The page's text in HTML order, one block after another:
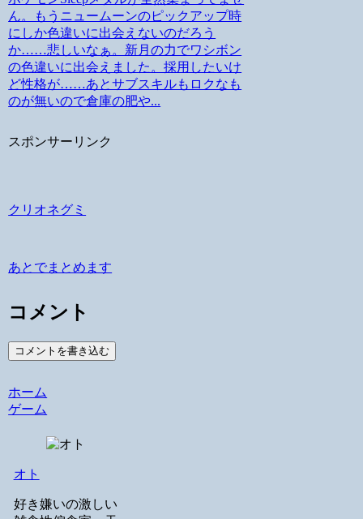
ん。もうニュームーンのピックアップ時
にしか色違いに出会えないのだろう
か……悲しいなぁ。新月の力でワシボン
の色違いに出会えました。採用したいけ
ど性格が……あとサブスキルもロクなも
のが無いので倉庫の肥や...
スポンサーリンク
クリオネグミ
あとでまとめます
コメント
コメントを書き込む
ホーム
ゲーム
オト
好き嫌いの激しい